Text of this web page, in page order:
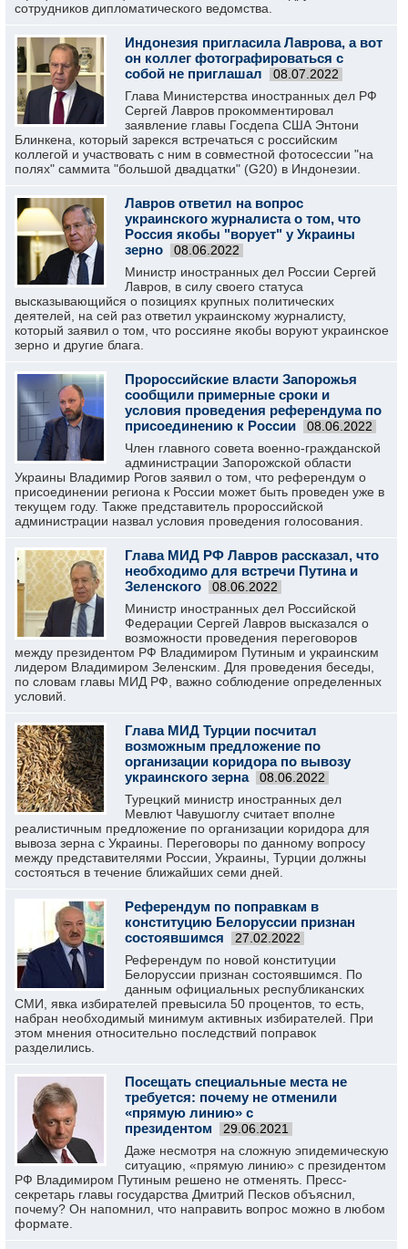
сотрудников дипломатического ведомства.
Индонезия пригласила Лаврова, а вот
он коллег фотографироваться с
собой не приглашал
08.07.2022
Глава Министерства иностранных дел РФ
Сергей Лавров прокомментировал
заявление главы Госдепа США Энтони
Блинкена, который зарекся встречаться с российским
коллегой и участвовать с ним в совместной фотосессии "на
полях" саммита "большой двадцатки" (G20) в Индонезии.
Лавров ответил на вопрос
украинского журналиста о том, что
Россия якобы "ворует" у Украины
зерно
08.06.2022
Министр иностранных дел России Сергей
Лавров, в силу своего статуса
высказывающийся о позициях крупных политических
деятелей, на сей раз ответил украинскому журналисту,
который заявил о том, что россияне якобы воруют украинское
зерно и другие блага.
Пророссийские власти Запорожья
сообщили примерные сроки и
условия проведения референдума по
присоединению к России
08.06.2022
Член главного совета военно-гражданской
администрации Запорожской области
Украины Владимир Рогов заявил о том, что референдум о
присоединении региона к России может быть проведен уже в
текущем году. Также представитель пророссийской
администрации назвал условия проведения голосования.
Глава МИД РФ Лавров рассказал, что
необходимо для встречи Путина и
Зеленского
08.06.2022
Министр иностранных дел Российской
Федерации Сергей Лавров высказался о
возможности проведения переговоров
между президентом РФ Владимиром Путиным и украинским
лидером Владимиром Зеленским. Для проведения беседы,
по словам главы МИД РФ, важно соблюдение определенных
условий.
Глава МИД Турции посчитал
возможным предложение по
организации коридора по вывозу
украинского зерна
08.06.2022
Турецкий министр иностранных дел
Мевлют Чавушоглу считает вполне
реалистичным предложение по организации коридора для
вывоза зерна с Украины. Переговоры по данному вопросу
между представителями России, Украины, Турции должны
состояться в течение ближайших семи дней.
Референдум по поправкам в
конституцию Белоруссии признан
состоявшимся
27.02.2022
Референдум по новой конституции
Белоруссии признан состоявшимся. По
данным официальных республиканских
СМИ, явка избирателей превысила 50 процентов, то есть,
набран необходимый минимум активных избирателей. При
этом мнения относительно последствий поправок
разделились.
Посещать специальные места не
требуется: почему не отменили
«прямую линию» с
президентом
29.06.2021
Даже несмотря на сложную эпидемическую
ситуацию, «прямую линию» с президентом
РФ Владимиром Путиным решено не отменять. Пресс-
секретарь главы государства Дмитрий Песков объяснил,
почему? Он напомнил, что направить вопрос можно в любом
формате.